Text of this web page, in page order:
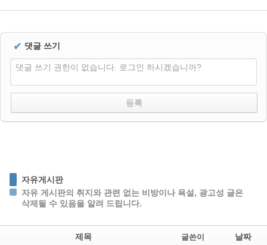
✔ 댓글 쓰기
댓글 쓰기 권한이 없습니다. 로그인 하시겠습니까?
자유게시판
자유 게시판의 취지와 관련 없는 비방이나 욕설, 광고성 글은
삭제될 수 있음을 알려 드립니다.
제목 글쓴이 날짜